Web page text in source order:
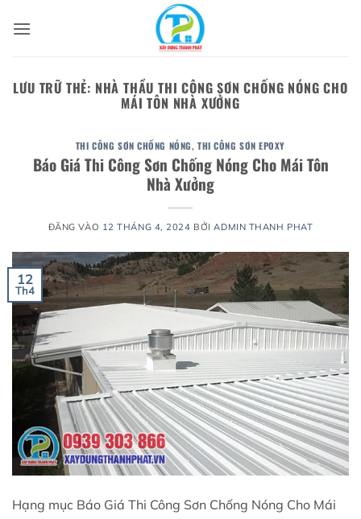
qua
LƯU TRỮ THẺ: NHÀ THẦU THI CÔNG SƠN CHỐNG NÓNG CHO
MÁI TÔN NHÀ XƯỞNG
THI CÔNG SƠN CHỐNG NÓNG, THI CÔNG SƠN EPOXY
Báo Giá Thi Công Sơn Chống Nóng Cho Mái Tôn
Nhà Xưởng
ĐĂNG VÀO 12 THÁNG 4, 2024 BỞIADMIN THANH PHAT
12
Th4
Hạng mục Báo Giá Thi Công Sơn Chống Nóng Cho Mái